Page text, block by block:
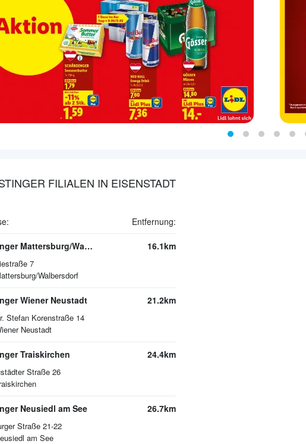
FILIALEN IN EISENSTADT
Entfernung:
Forstinger Mattersburg/Walbersdorf
7
Walbersdorf
16.1km
Wiener Neustadt
Stefan Korenstraße 14
Neustadt
21.2km
Traiskirchen
Straße 26
24.4km
Neusiedl am See
Straße 21-22
am See
26.7km